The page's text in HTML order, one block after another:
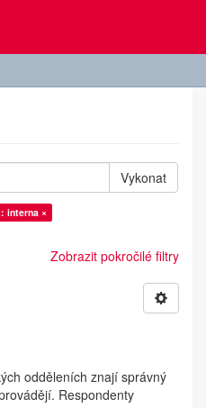
Vykonat
interna ×
Zobrazit pokročilé filtry
odděleních znají správný
Respondenty